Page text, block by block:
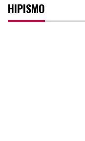
HIPISMO